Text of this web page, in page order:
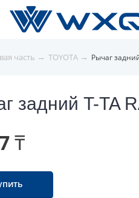
часть → TOYOTA → Рычаг
задний T-TA
₸